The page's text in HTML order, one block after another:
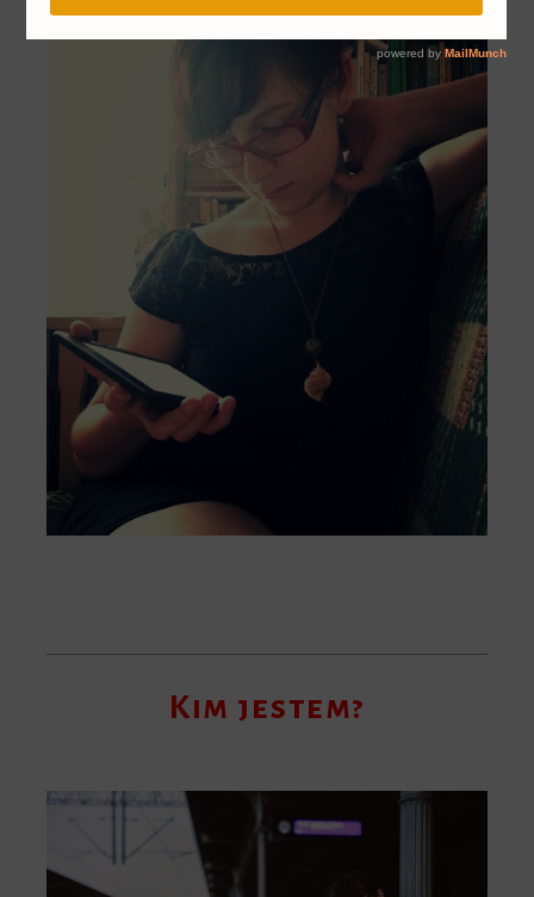
Kim jestem?